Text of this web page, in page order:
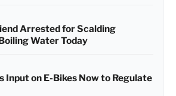
Arrested for Scalding
Water Today
Input on E-Bikes Now to Regulate